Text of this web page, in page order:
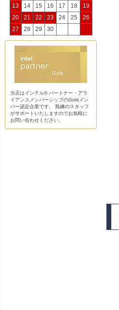
13
14 15 16 17 18
19
20
21 22 23 24 25
26
27
28 29 30
当店はインテル® パートナー・アラ
イアンスメンバーシップのGoldメン
バー認定企業です。 熟練のスタッフ
がサポートいたしますのでお気軽に
お問い合わせください。